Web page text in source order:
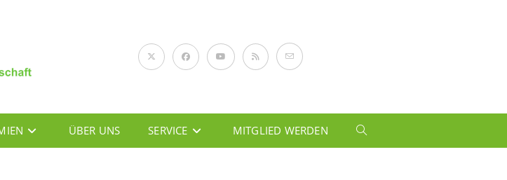
ÜBER UNS SERVICE MITGLIED WERDEN